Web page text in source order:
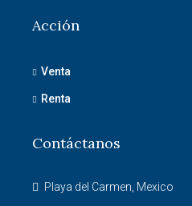
Acción
Venta
Renta
Contáctanos
Playa del Carmen, Mexico